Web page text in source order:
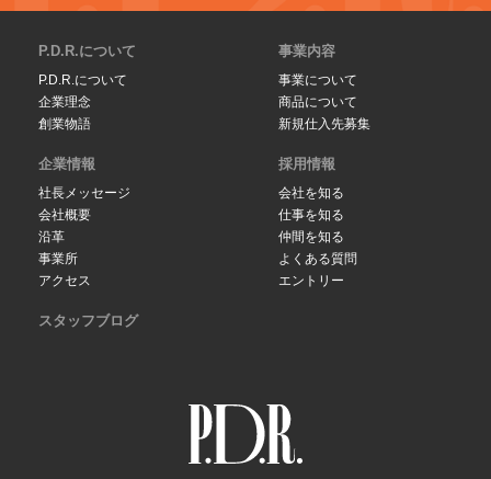
P.D.R.について
P.D.R.について
企業理念
創業物語
事業内容
事業について
商品について
新規仕入先募集
企業情報
社長メッセージ
会社概要
沿革
事業所
アクセス
採用情報
会社を知る
仕事を知る
仲間を知る
よくある質問
エントリー
スタッフブログ